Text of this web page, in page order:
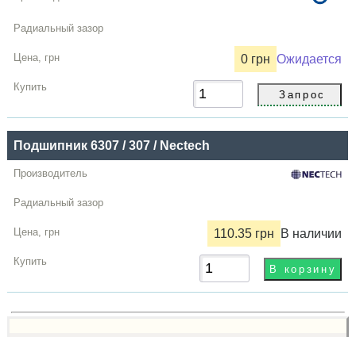
0 грн Ожидается
Подшипник 6307 / 307 / Nectech
110.35 грн В наличии